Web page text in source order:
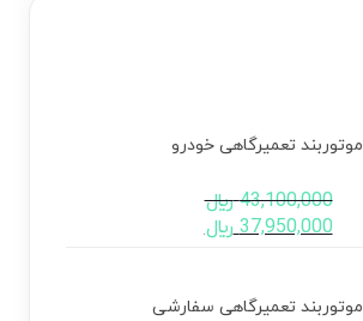
موتوربند تعمیرگاهی خودرو
43,100,000 ﷼
37,950,000 ﷼
موتوربند تعمیرگاهی سفارشی